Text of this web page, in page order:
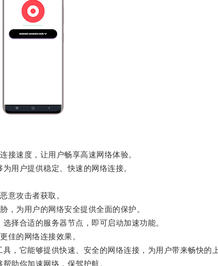
速度，让用户畅享高速网络体验。
户提供稳定、快速的网络连接。
攻击者获取。
为用户的网络安全提供全面的保护。
合适的服务器节点，即可启动加速功能。
的网络连接效果。
它能够提供快速、安全的网络连接，为用户带来畅快的
你加速网络，保驾护航。